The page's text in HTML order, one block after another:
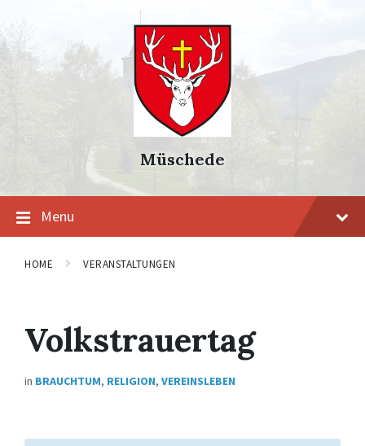
to
content
to
main
navigation
to
footer
Müschede
Menu
HOME VERANSTALTUNGEN
Volkstrauertag
in BRAUCHTUM, RELIGION, VEREINSLEBEN